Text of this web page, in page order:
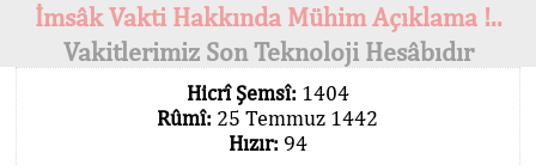
İmsâk Vakti Hakkında Mühim Açıklama !..
Vakitlerimiz Son Teknoloji Hesâbıdır
Hicrî Şemsî: 1404
Rûmî: 25 Temmuz 1442
Hızır: 94